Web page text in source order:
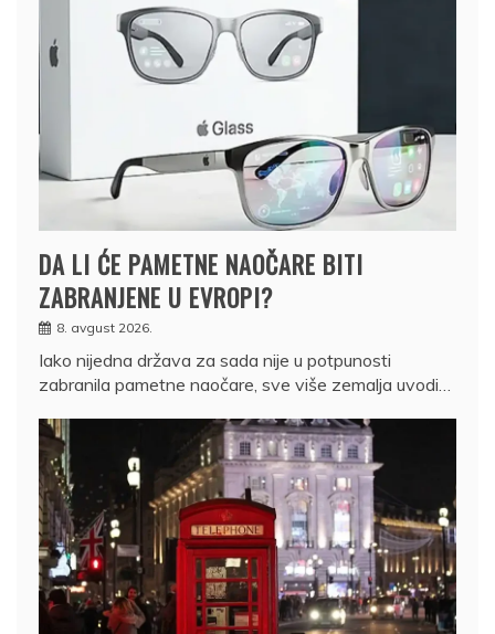
DA LI ĆE PAMETNE NAOČARE BITI
ZABRANJENE U EVROPI?
8. avgust 2026.
Iako nijedna država za sada nije u potpunosti
zabranila pametne naočare, sve više zemalja uvodi…